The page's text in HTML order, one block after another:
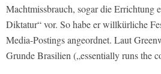
Machtmissbrauch, sogar die Errichtung
Diktatur“ vor. So habe er willkürliche
Media-Postings angeordnet. Laut
Grunde Brasilien („essentially runs the